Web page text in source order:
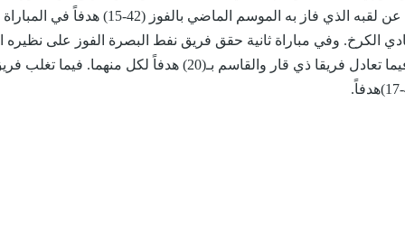
البصرة في حملة الدفاع عن لقبه الذي فاز به الموسم الماضي بالفوز (42-15)
الكرخ. ‏وفي مباراة ثانية حقق فريق نفط البصرة الفوز على نظيره
بنتيجة (32 – 14) هدفاً ، فيما تعادل فريقا ذي قار والقاسم بـ(20) هدفاً لكل